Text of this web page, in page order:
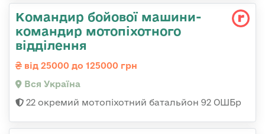
Командир бойової машини-
командир мотопіхотного
відділення
від 25000 до 125000 грн
Вся Україна
22 окремий мотопіхотний батальйон 92 ОШБр